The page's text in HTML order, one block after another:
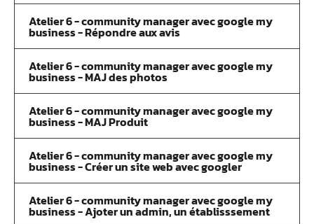
Atelier 6 - community manager avec google my
business - Répondre aux avis
Atelier 6 - community manager avec google my
business - MAJ des photos
Atelier 6 - community manager avec google my
business - MAJ Produit
Atelier 6 - community manager avec google my
business - Créer un site web avec googler
Atelier 6 - community manager avec google my
business - Ajoter un admin, un établisssement